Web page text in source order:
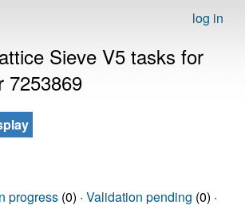
log in
Sieve V5 tasks for
7253869
progress(0) · Validation pending (0) ·